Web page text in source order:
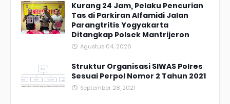
Kurang 24 Jam, Pelaku Pencurian
Tas di Parkiran Alfamidi Jalan
Parangtritis Yogyakarta
Ditangkap Polsek Mantrijeron
Agustus 04, 2026
Struktur Organisasi SIWAS Polres
Sesuai Perpol Nomor 2 Tahun 2021
September 28, 2021